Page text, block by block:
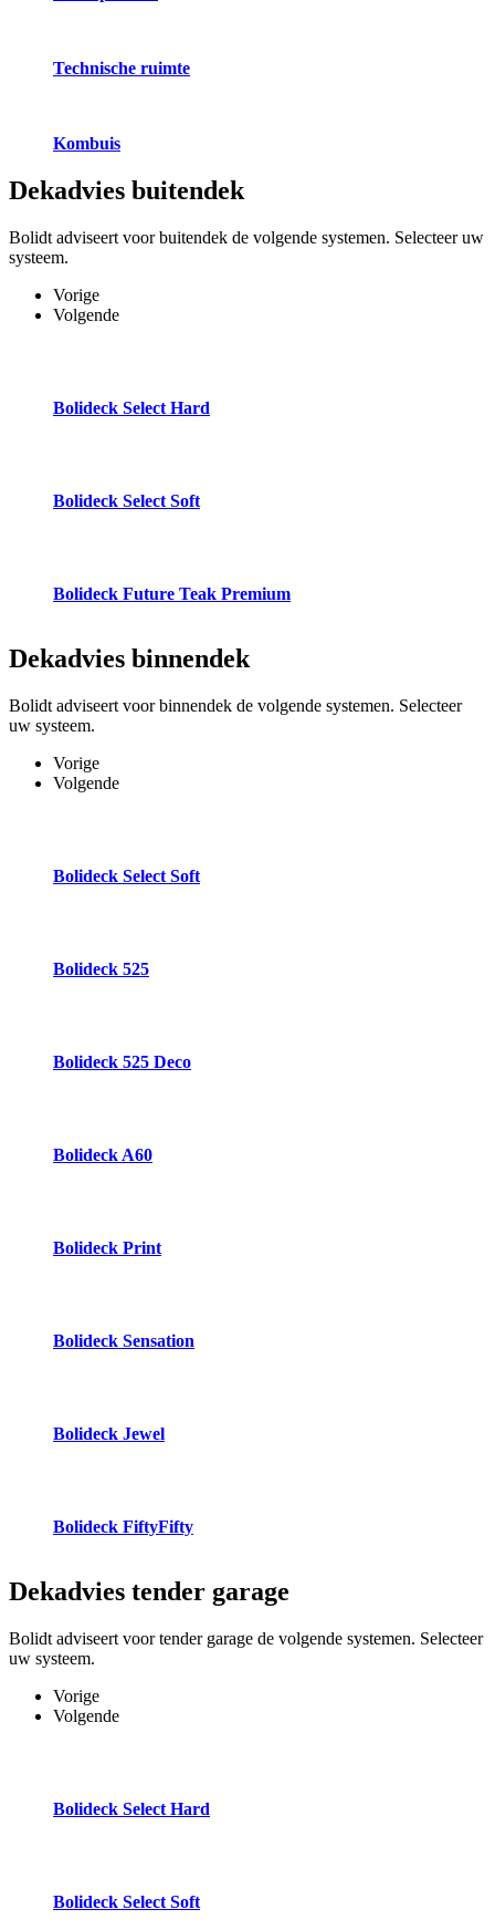
Technische ruimte
Kombuis
Dekadvies buitendek
Bolidt adviseert voor buitendek de volgende systemen. Selecteer uw
systeem.
Vorige
Volgende
Bolideck Select Hard
Bolideck Select Soft
Bolideck Future Teak Premium
Dekadvies binnendek
Bolidt adviseert voor binnendek de volgende systemen. Selecteer
uw systeem.
Vorige
Volgende
Bolideck Select Soft
Bolideck 525
Bolideck 525 Deco
Bolideck A60
Bolideck Print
Bolideck Sensation
Bolideck Jewel
Bolideck FiftyFifty
Dekadvies tender garage
Bolidt adviseert voor tender garage de volgende systemen. Selecteer
uw systeem.
Vorige
Volgende
Bolideck Select Hard
Bolideck Select Soft